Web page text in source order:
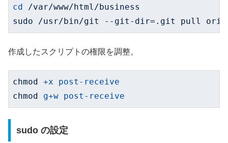
cd /var/www/html/business
sudo /usr/bin/git --git-dir=.git pull
作成したスクリプトの権限を調整。
chmod +x post-receive
chmod
g+w post-receive
sudo の設定